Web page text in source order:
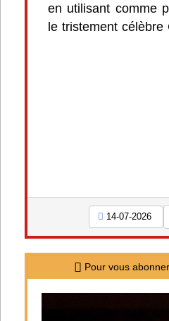
en utilisant comme
le tristement célèbre
14-07-2026
Pour vous